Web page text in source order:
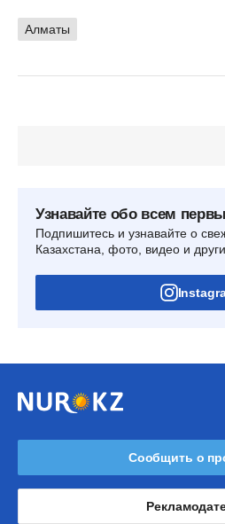
Алматы
Узнавайте обо всем
Подпишитесь и узнавайте о
Казахстана, фото, видео и
Сообщить о